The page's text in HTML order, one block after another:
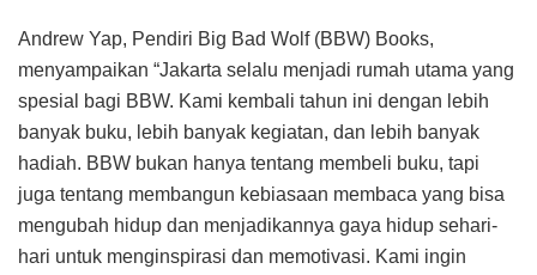
Andrew Yap, Pendiri Big Bad Wolf (BBW) Books,
menyampaikan “Jakarta selalu menjadi rumah utama yang
spesial bagi BBW. Kami kembali tahun ini dengan lebih
banyak buku, lebih banyak kegiatan, dan lebih banyak
hadiah. BBW bukan hanya tentang membeli buku, tapi
juga tentang membangun kebiasaan membaca yang bisa
mengubah hidup dan menjadikannya gaya hidup sehari-
hari untuk menginspirasi dan memotivasi. Kami ingin